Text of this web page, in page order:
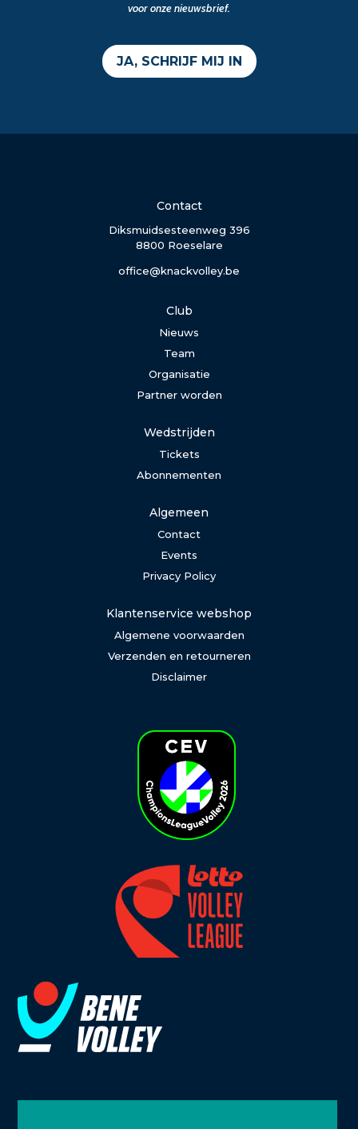
voor onze nieuwsbrief.
JA, SCHRIJF MIJ IN
Contact
Diksmuidsesteenweg 396
8800 Roeselare
office@knackvolley.be
Club
Nieuws
Team
Organisatie
Partner worden
Wedstrijden
Tickets
Abonnementen
Algemeen
Contact
Events
Privacy Policy
Klantenservice webshop
Algemene voorwaarden
Verzenden en retourneren
Disclaimer